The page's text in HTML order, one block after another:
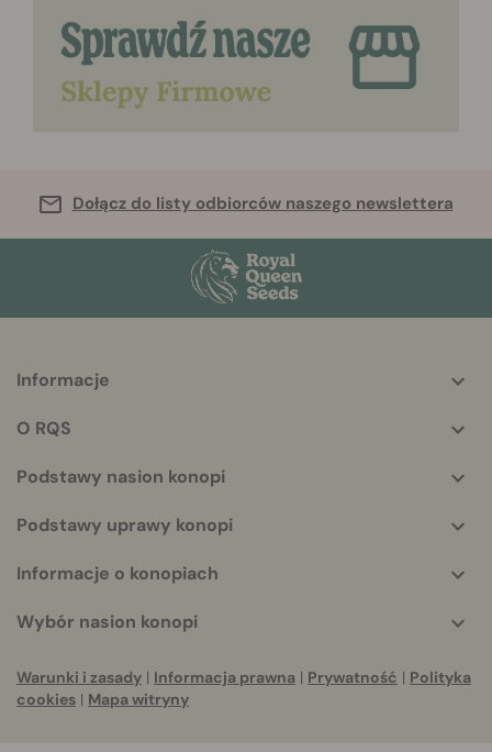
Dołącz do listy odbiorców naszego newslettera
info
Informacje
O RQS
Podstawy nasion konopi
Podstawy uprawy konopi
Informacje o konopiach
Wybór nasion konopi
Warunki i zasady | Informacja prawna | Prywatność | Polityka
cookies | Mapa witryny